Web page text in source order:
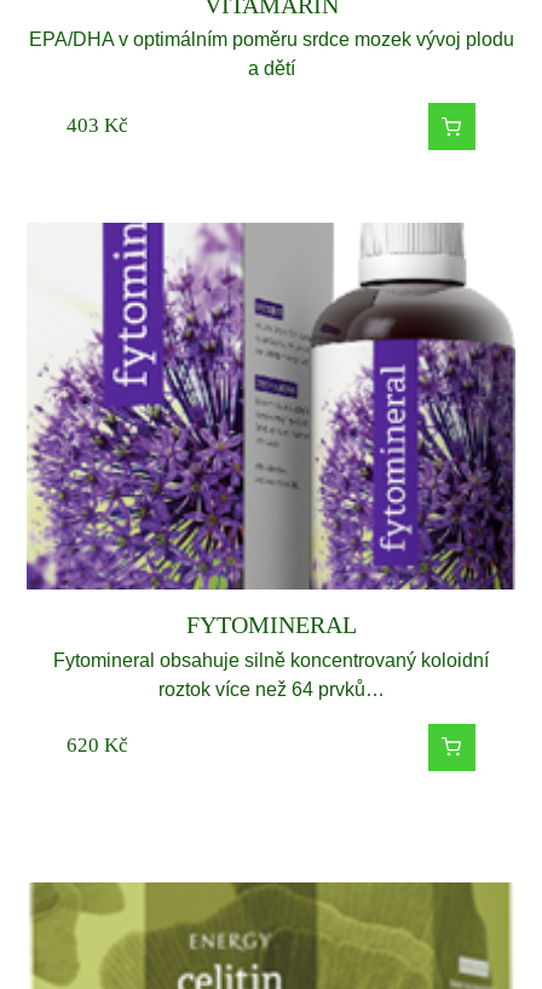
EPA/DHA v optimálním poměru srdce mozek vývoj plodu
a dětí
403 Kč
FYTOMINERAL
Fytomineral obsahuje silně koncentrovaný koloidní
roztok více než 64 prvků…
620 Kč